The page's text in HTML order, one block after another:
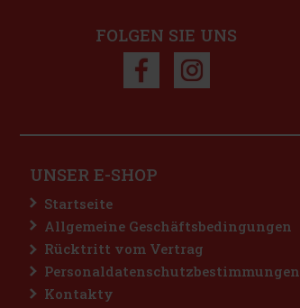
FOLGEN SIE UNS
UNSER E-SHOP
Startseite
Allgemeine Geschäftsbedingungen
Rücktritt vom Vertrag
Personaldatenschutzbestimmungen
Kontakty